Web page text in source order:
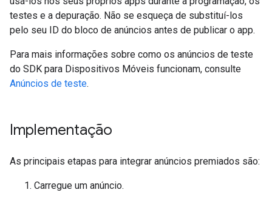
testes e a depuração. Não se esqueça de substituí-los
pelo seu ID do bloco de anúncios antes de publicar o app.
Para mais informações sobre como os anúncios de teste
do SDK para Dispositivos Móveis funcionam, consulte
Anúncios de teste.
Implementação
As principais etapas para integrar anúncios premiados são:
Carregue um anúncio.